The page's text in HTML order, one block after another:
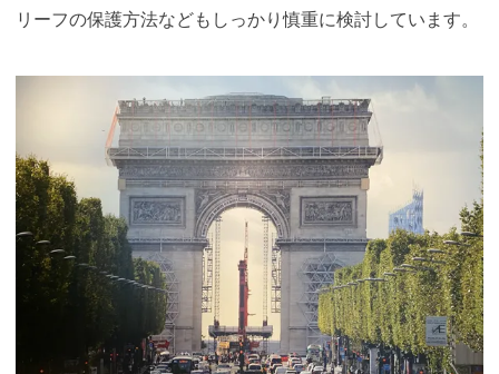
リーフの保護方法などもしっかり慎重に検討しています。